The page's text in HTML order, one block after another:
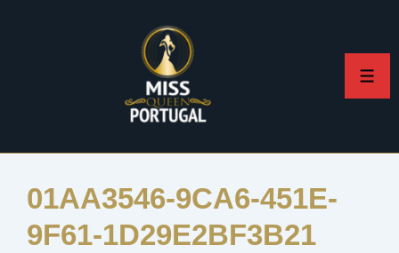
01AA3546-9CA6-451E-
9F61-1D29E2BF3B21